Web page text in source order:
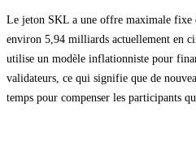
Le jeton SKL a une offre maximale fixe
environ 5,94 milliards actuellement en
utilise un modèle inflationniste pour
validateurs, ce qui signifie que de
temps pour compenser les participants